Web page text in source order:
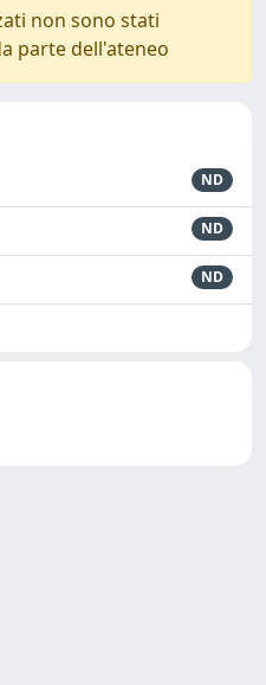
non sono stati
parte dell'ateneo
ND
ND
ND